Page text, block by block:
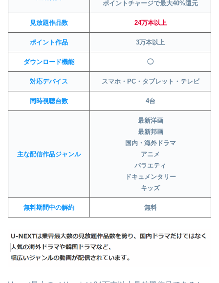
ポイントチャージで最大40%還元
見放題作品数 24万本以上
ポイント作品 3万本以上
ダウンロード機能 ◯
対応デバイス スマホ・PC・タブレット・テレビ
同時視聴台数 4台
主な配信作品ジャンル
最新洋画
最新邦画
国内・海外ドラマ
アニメ
バラエティ
ドキュメンタリー
キッズ
無料期間中の解約 無料